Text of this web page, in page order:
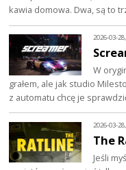
kawia domowa. Dwa, są to
2026-03-
W
grałem, ale jak studio
z automatu chcę je
2026-03-
The
Jeśli